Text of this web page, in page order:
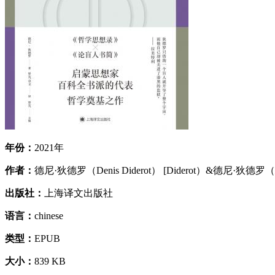
年份： 2021年
作者： 德尼·狄德罗（Denis Diderot） [Diderot）&德尼·狄德罗
出版社： 上海译文出版社
语言： chinese
类型： EPUB
大小： 839 KB